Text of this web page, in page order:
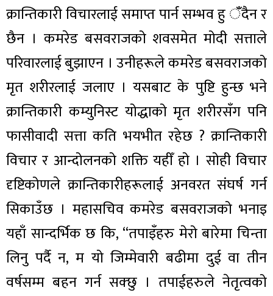
क्रान्तिकारी विचारलाई समाप्त पार्न सम्भव हु ँदैन र
छैन । कमरेड बसवराजको शवसमेत मोदी सत्ताले
परिवारलाई बुझाएन । उनीहरूले कमरेड बसवराजको
मृत शरीरलाई जलाए । यसबाट के पुष्टि हुन्छ भने
क्रान्तिकारी कम्युनिस्ट योद्धाको मृत शरीरसँग पनि
फासीवादी सत्ता कति भयभीत रहेछ ? क्रान्तिकारी
विचार र आन्दोलनको शक्ति यहीँ हो । सोही विचार
दृष्टिकोणले क्रान्तिकारीहरूलाई अनवरत संघर्ष गर्न
सिकाउँछ । महासचिव कमरेड बसवराजको भनाइ
यहाँ सान्दर्भिक छ कि, “तपाइँहरु मेरो बारेमा चिन्ता
लिनु पर्दै न, म यो जिम्मेवारी बढीमा दुई वा तीन
वर्षसम्म बहन गर्न सक्छु । तपाईहरुले नेतृत्वको